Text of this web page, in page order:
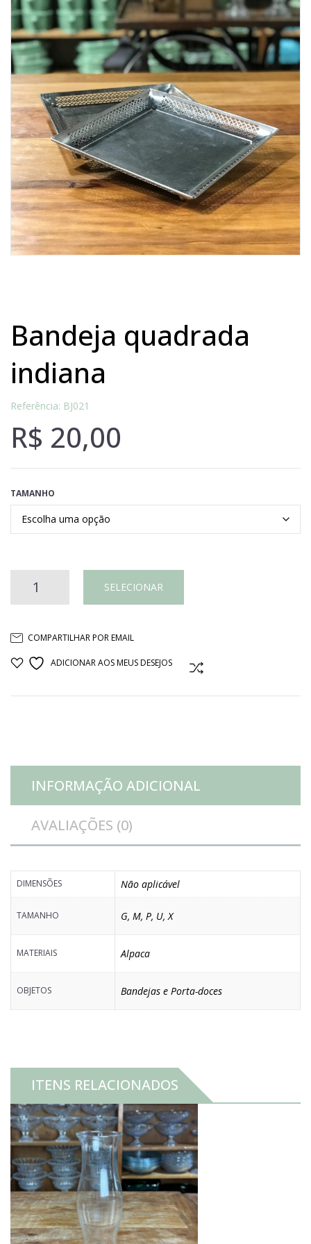
Lost Password
Cadastrar Conta
bandeja quadrada
indiana
Referência: BJ021
R$ 20,00
TAMANHO
BANDEJA
INDIANA
SELECIONAR
COMPARTILHAR POR EMAIL
ADICIONAR AOS MEUS DESEJOS
INFORMAÇÃO ADICIONAL
AVALIAÇÕES (0)
DIMENSÕES Não aplicável
TAMANHO G, M, P, U,X
MATERIAIS Alpaca
OBJETOS Bandejas e Porta-doces
ITENS RELACIONADOS